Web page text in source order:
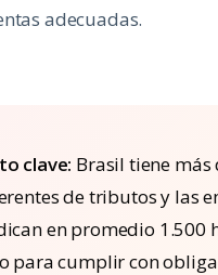
adecuadas.
clave: Brasil tiene más
de tributos y las
en promedio 1.500
para cumplir con